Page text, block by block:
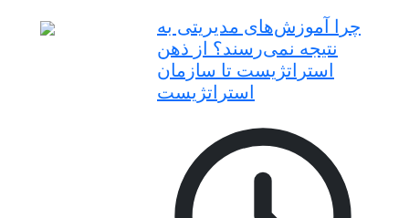
چرا آموزش‌های مدیریتی به
نتیجه نمی‌رسند؟ از ذهن
استراتژیست تا سازمان
استراتژیست